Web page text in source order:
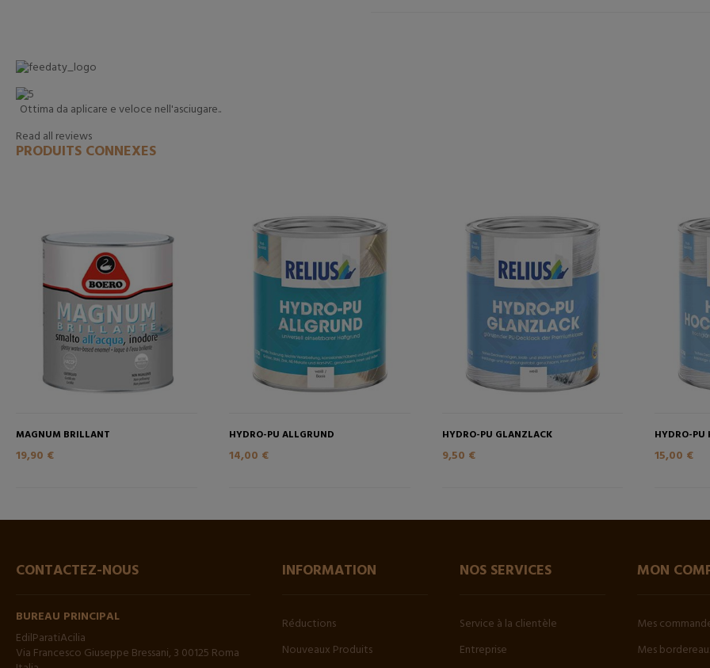
Ottima da aplicare e veloce nell'asciugare..
Read all reviews
PRODUITS CONNEXES
MAGNUM BRILLANT
19,90 €
HYDRO-PU ALLGRUND
14,00 €
HYDRO-PU GLANZLACK
9,50 €
HYDRO-PU
15,00 €
CONTACTEZ-NOUS
BUREAU PRINCIPAL
EdilParatiAcilia
Via Francesco Giuseppe Bressani, 3 00125 Roma
INFORMATION
Réductions
Nouveaux Produits
NOS SERVICES
Service à la clientèle
Entreprise
MON
Mes
Mes